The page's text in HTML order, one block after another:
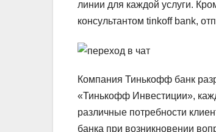
линии для каждой услуги.
консультантом tinkoff bank,
Компания Тинькофф банк
«Тинькофф Инвестиции»,
различные потребности
банка при возникновении